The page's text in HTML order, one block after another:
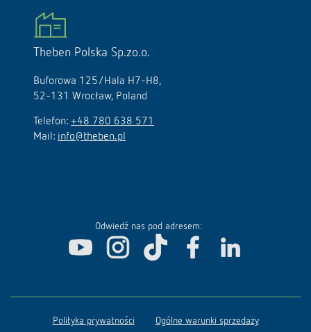
Theben Polska Sp.zo.o.
Buforowa 125/Hala H7-H8,
52-131 Wrocław, Poland
Telefon: +48 780 638 571
Mail: info@theben.pl
Odwiedź nas pod adresem:
Polityka prywatności Ogólne warunki sprzedaży